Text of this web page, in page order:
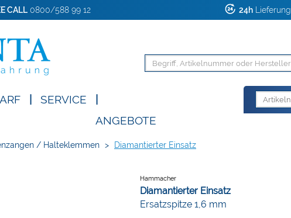
CALL0800/588 99 12 24h Lieferung
SERVICE
ANGEBOTE
/ Halteklemmen > Diamantierter Einsatz
Hammacher
Diamantierter Einsatz
Ersatzspitze 1,6 mm